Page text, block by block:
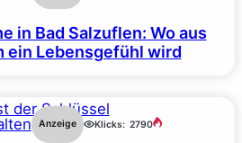
in Bad Salzuflen: Wo aus
ein Lebensgefühl wird
Anzeige Klicks: 2790